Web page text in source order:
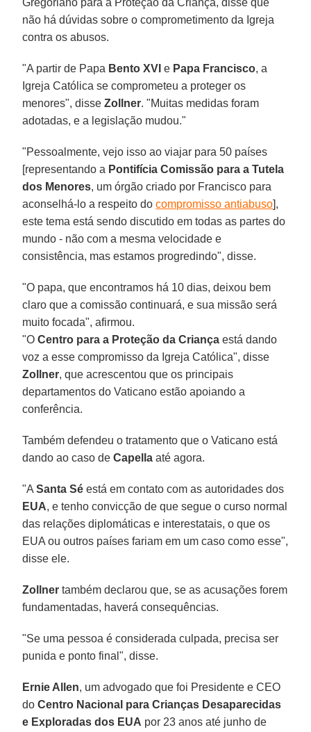
não há dúvidas sobre o comprometimento da Igreja
contra os abusos.
"A partir de Papa Bento XVI e Papa Francisco, a
Igreja Católica se comprometeu a proteger os
menores", disseZollner. "Muitas medidas foram
adotadas, e a legislação mudou."
"Pessoalmente, vejo isso ao viajar para 50 países
[representando a Pontifícia Comissão para a Tutela
dos Menores, um órgão criado por Francisco para
aconselhá-lo a respeito docompromisso antiabuso],
este tema está sendo discutido em todas as partes do
mundo - não com a mesma velocidade e
consistência, mas estamos progredindo", disse.
"O papa, que encontramos há 10 dias, deixou bem
claro que a comissão continuará, e sua missão será
muito focada", afirmou.
"OCentro para a Proteção da Criança está dando
voz a esse compromisso da Igreja Católica", disse
Zollner, que acrescentou que os principais
departamentos do Vaticano estão apoiando a
conferência.
Também defendeu o tratamento que o Vaticano está
dando ao caso deCapella até agora.
"ASanta Sé está em contato com as autoridades dos
EUA, e tenho convicção de que segue o curso normal
das relações diplomáticas e interestatais, o que os
EUA ou outros países fariam em um caso como esse",
disse ele.
Zollner também declarou que, se as acusações forem
fundamentadas, haverá consequências.
"Se uma pessoa é considerada culpada, precisa ser
punida e ponto final", disse.
Ernie Allen, um advogado que foi Presidente e CEO
doCentro Nacional para Crianças Desaparecidas
e Exploradas dos EUA por 23 anos até junho de